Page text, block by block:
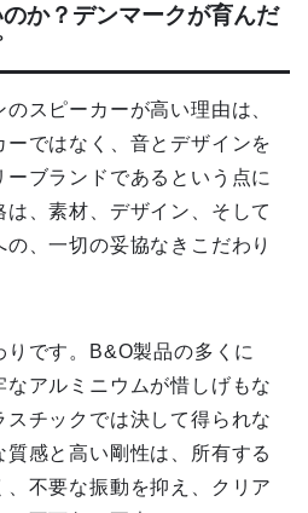
か？デンマークが育んだ
スピーカーが高い理由は、
ではなく、音とデザインを
ブランドであるという点に
、素材、デザイン、そして
、一切の妥協なきこだわり
です。B&O製品の多くに
アルミニウムが惜しげもな
スチックでは決して得られな
感と高い剛性は、所有する
不要な振動を抑え、クリア